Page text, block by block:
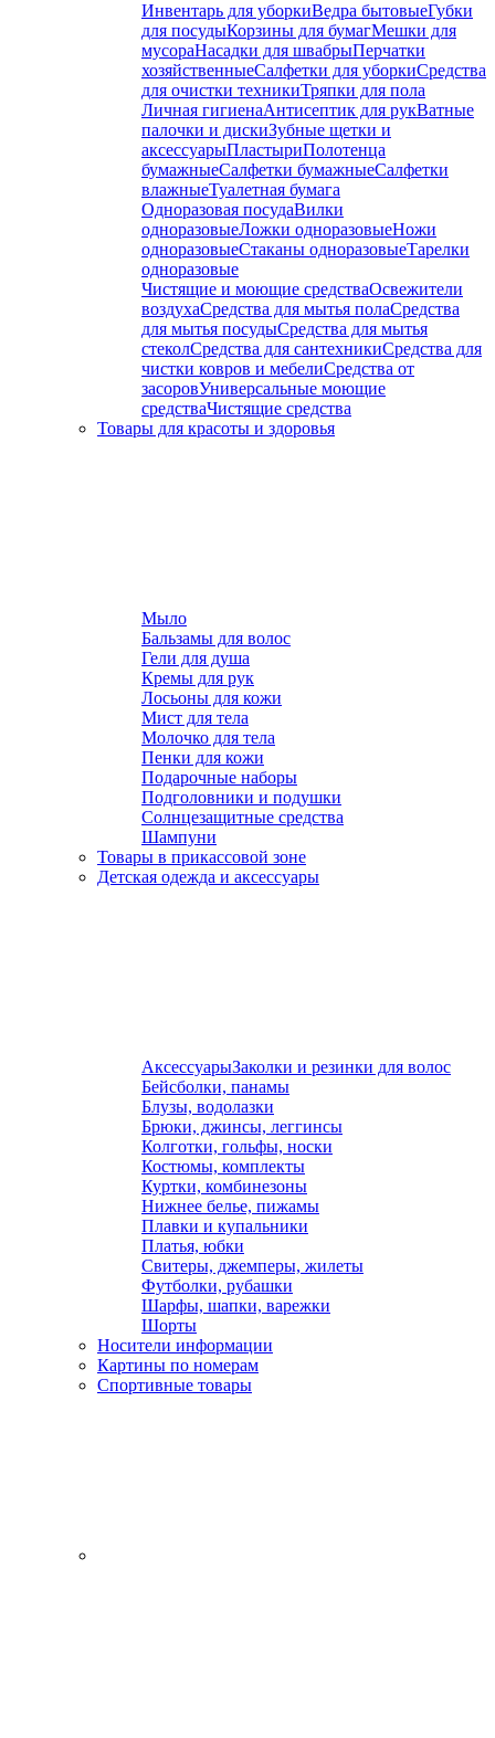
Инвентарь для уборкиВедра бытовыеГубки
для посудыКорзины для бумагМешки для
мусораНасадки для швабрыПерчатки
хозяйственныеСалфетки для уборкиСредства
для очистки техникиТряпки для пола
Личная гигиенаАнтисептик для рукВатные
палочки и дискиЗубные щетки и
аксессуарыПластыриПолотенца
бумажныеСалфетки бумажныеСалфетки
влажныеТуалетная бумага
Одноразовая посудаВилки
одноразовыеЛожки одноразовыеНожи
одноразовыеСтаканы одноразовыеТарелки
одноразовые
Чистящие и моющие средстваОсвежители
воздухаСредства для мытья полаСредства
для мытья посудыСредства для мытья
стеколСредства для сантехникиСредства для
чистки ковров и мебелиСредства от
засоровУниверсальные моющие
средстваЧистящие средства
Товары для красоты и здоровья
Мыло
Бальзамы для волос
Гели для душа
Кремы для рук
Лосьоны для кожи
Мист для тела
Молочко для тела
Пенки для кожи
Подарочные наборы
Подголовники и подушки
Солнцезащитные средства
Шампуни
Товары в прикассовой зоне
Детская одежда и аксессуары
АксессуарыЗаколки и резинки для волос
Бейсболки, панамы
Блузы, водолазки
Брюки, джинсы, леггинсы
Колготки, гольфы, носки
Костюмы, комплекты
Куртки, комбинезоны
Нижнее белье, пижамы
Плавки и купальники
Платья, юбки
Свитеры, джемперы, жилеты
Футболки, рубашки
Шарфы, шапки, варежки
Шорты
Носители информации
Картины по номерам
Спортивные товары